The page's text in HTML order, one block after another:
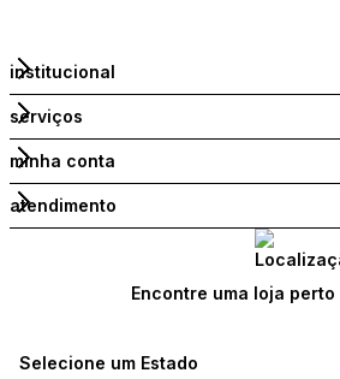
institucional
serviços
minha conta
atendimento
Encontre uma loja perto